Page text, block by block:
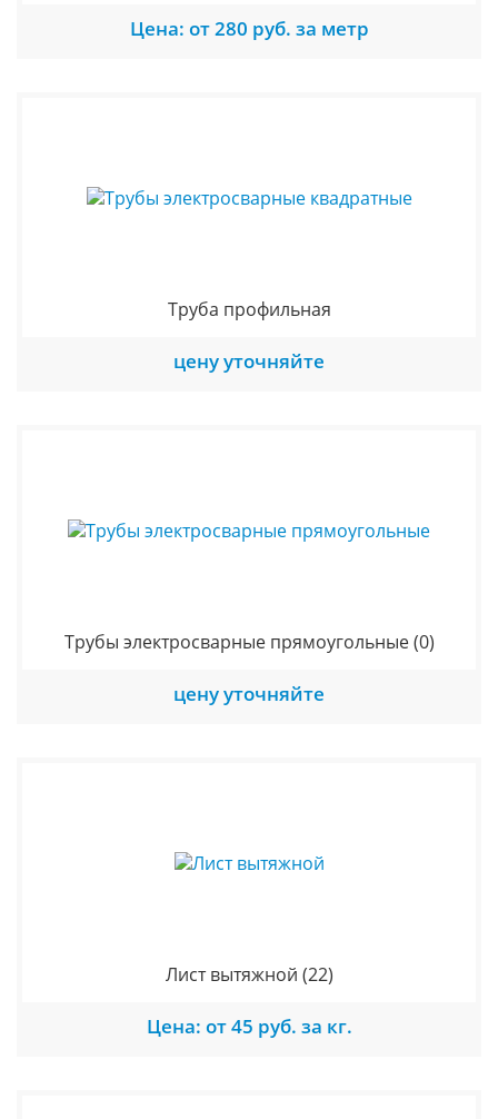
Цена: от 280 руб. за метр
Труба профильная
цену уточняйте
Трубы электросварные прямоугольные(0)
цену уточняйте
Лист вытяжной (22)
Цена: от 45 руб. за кг.